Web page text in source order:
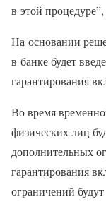
в этой
На основании
в банке будет
гарантирования
Во время
физических лиц
дополнительных
гарантирования
ограничений